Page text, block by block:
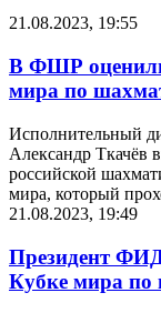
21.08.2023, 19:55
В ФШР
мира по
Исполнительный
Александр Ткачёв
российской
мира, который
21.08.2023, 19:49
Президент
Кубке мира